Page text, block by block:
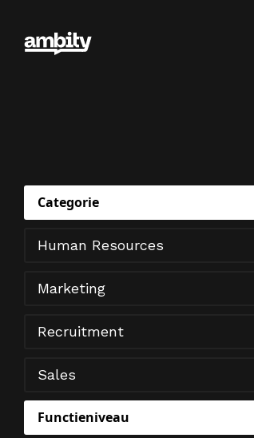
Categorie
Human Resources
Marketing
Recruitment
Sales
Functieniveau